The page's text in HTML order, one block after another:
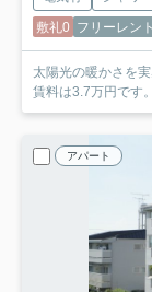
敷礼0 フリーレント
太陽光の暖かさを
賃料は3.7万円です
アパート